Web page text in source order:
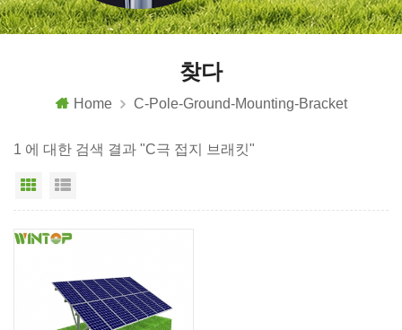
찾다
Home C-Pole-Ground-Mounting-Bracket
1 에 대한 검색 결과 "C극 접지 브래킷"
그리드 보기